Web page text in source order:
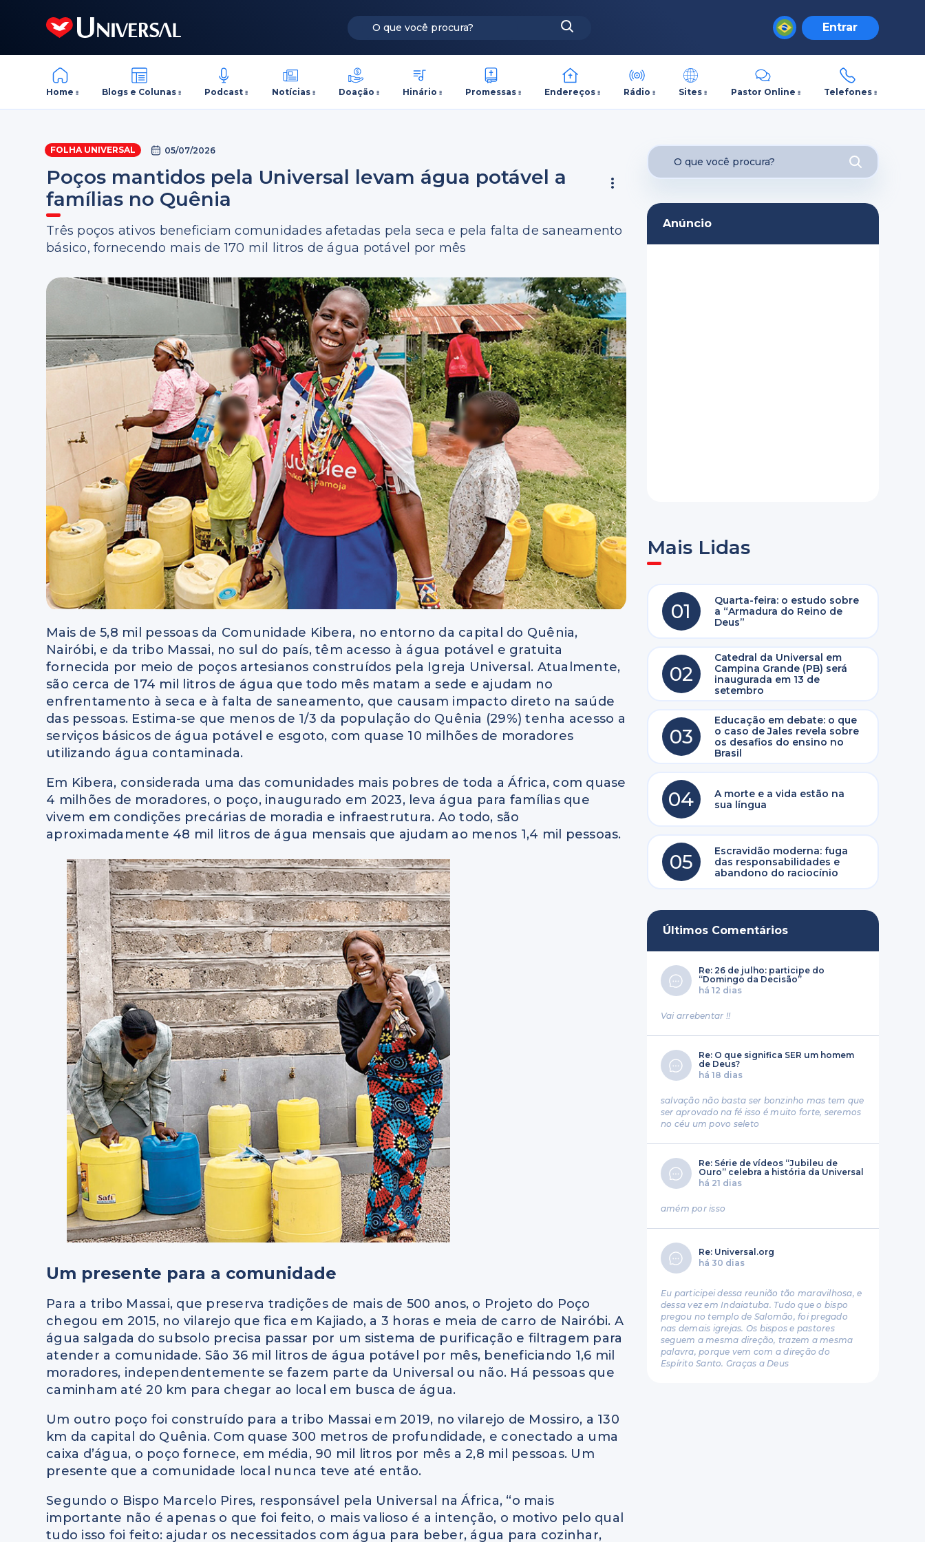
Entrar
Home Blogs e Colunas Podcast Notícias Doação Hinário Promessas Endereços Rádio Sites Pastor Online Telefones
FOLHA UNIVERSAL 05/07/2026
Poços mantidos pela Universal levam água potável a
famílias no Quênia
Três poços ativos beneficiam comunidades afetadas pela seca e pela falta de saneamento
básico, fornecendo mais de 170 mil litros de água potável por mês
Mais de 5,8 mil pessoas da Comunidade Kibera, no entorno da capital do Quênia,
Nairóbi, e da tribo Massai, no sul do país, têm acesso à água potável e gratuita
fornecida por meio de poços artesianos construídos pela Igreja Universal. Atualmente,
são cerca de 174 mil litros de água que todo mês matam a sede e ajudam no
enfrentamento à seca e à falta de saneamento, que causam impacto direto na saúde
das pessoas. Estima-se que menos de 1/3 da população do Quênia (29%) tenha acesso a
serviços básicos de água potável e esgoto, com quase 10 milhões de moradores
utilizando água contaminada.
Em Kibera, considerada uma das comunidades mais pobres de toda a África, com quase
4 milhões de moradores, o poço, inaugurado em 2023, leva água para famílias que
vivem em condições precárias de moradia e infraestrutura. Ao todo, são
aproximadamente 48 mil litros de água mensais que ajudam ao menos 1,4 mil pessoas.
Um presente para a comunidade
Para a tribo Massai, que preserva tradições de mais de 500 anos, o Projeto do Poço
chegou em 2015, no vilarejo que fica em Kajiado, a 3 horas e meia de carro de Nairóbi. A
água salgada do subsolo precisa passar por um sistema de purificação e filtragem para
atender a comunidade. São 36 mil litros de água potável por mês, beneficiando 1,6 mil
moradores, independentemente se fazem parte da Universal ou não. Há pessoas que
caminham até 20 km para chegar ao local em busca de água.
Um outro poço foi construído para a tribo Massai em 2019, no vilarejo de Mossiro, a 130
km da capital do Quênia. Com quase 300 metros de profundidade, e conectado a uma
caixa d’água, o poço fornece, em média, 90 mil litros por mês a 2,8 mil pessoas. Um
presente que a comunidade local nunca teve até então.
Segundo o Bispo Marcelo Pires, responsável pela Universal na África, “o mais
importante não é apenas o que foi feito, o mais valioso é a intenção, o motivo pelo qual
tudo isso foi feito: ajudar os necessitados com água para beber, água para cozinhar,
Anúncio
Mais Lidas
01
Quarta-feira: o estudo sobre
a “Armadura do Reino de
Deus”
02
Catedral da Universal em
Campina Grande (PB) será
inaugurada em 13 de
setembro
03
Educação em debate: o que
o caso de Jales revela sobre
os desafios do ensino no
Brasil
04
A morte e a vida estão na
sua língua
05
Escravidão moderna: fuga
das responsabilidades e
abandono do raciocínio
Últimos Comentários
Re: 26 de julho: participe do
“Domingo da Decisão”
há 12 dias
Vai arrebentar !!
Re: O que significa SER um homem
de Deus?
há 18 dias
salvação não basta ser bonzinho mas tem que
ser aprovado na fé isso é muito forte, seremos
no céu um povo seleto
Re: Série de vídeos “Jubileu de
Ouro” celebra a história da Universal
há 21 dias
amém por isso
Re: Universal.org
há 30 dias
Eu participei dessa reunião tão maravilhosa, e
dessa vez em Indaiatuba. Tudo que o bispo
pregou no templo de Salomão, foi pregado
nas demais igrejas. Os bispos e pastores
seguem a mesma direção, trazem a mesma
palavra, porque vem com a direção do
Espírito Santo. Graças a Deus